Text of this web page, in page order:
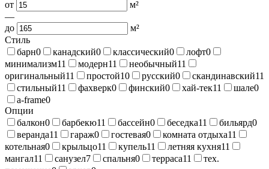
от
м²
—
до
м²
Стиль
барн0 канадский0 классический0 лофт0
минимализм11 модерн11 необычный11
оригинальный11 простой10 русский0 скандинавский11
стильный11 фахверк0 финский0 хай-тек11 шале0
a-frame0
Опции
балкон0 барбекю11 бассейн0 беседка11 бильярд0
веранда11 гараж0 гостевая0 комната отдыха11
котельная0 крыльцо11 купель11 летняя кухня11
мангал11 санузел7 спальня0 терраса11
тех.